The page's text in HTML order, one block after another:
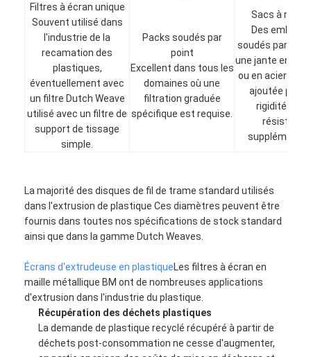
Aperçu
Filtres à écran unique
Souvent utilisé dans
l'industrie de la
recamation des
plastiques,
éventuellement avec
un filtre Dutch Weave
utilisé avec un filtre de
support de tissage
simple.
Packs soudés par
point
Excellent dans tous les
domaines où une
filtration graduée
spécifique est requise.
Sacs à
Des
soudés par
une jante en
ou en acier
ajoutée pour
rigidité et
résistance
La majorité des disques de fil de trame standard utilisés
dans l'extrusion de plastique Ces diamètres peuvent être
fournis dans toutes nos spécifications de stock standard
ainsi que dans la gamme Dutch Weaves.
Écrans d'extrudeuse en plastiqueLes filtres à écran en
maille métallique BM ont de nombreuses applications
d'extrusion dans l'industrie du plastique.
Récupération des déchets plastiques
La demande de plastique recyclé récupéré à partir de
déchets post-consommation ne cesse d'augmenter,